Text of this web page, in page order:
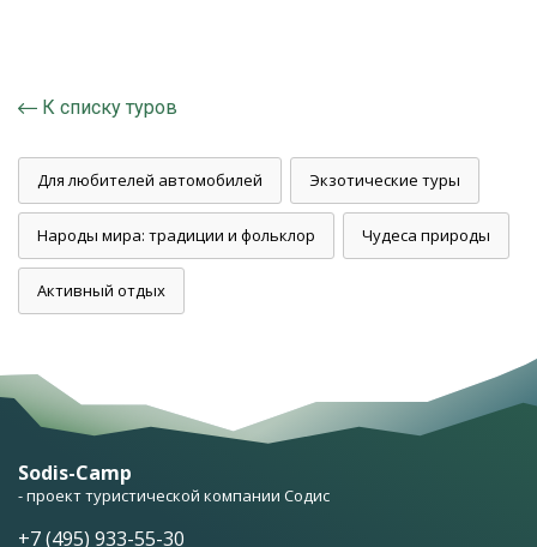
К списку туров
Для любителей автомобилей Экзотические туры
Народы мира: традиции и фольклор Чудеса природы
Активный отдых
Sodis-Camp
- проект туристической компании Содис
+7 (495) 933-55-30